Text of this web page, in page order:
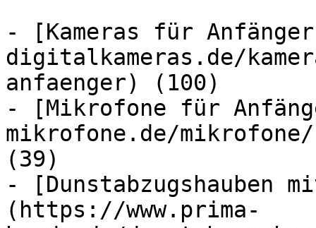
- [Kameras für
digitalkameras.de/
anfaenger) (100)
- [Mikrofone für
mikrofone.de/
(39)
- [Dunstabzugshauben
(https://www.prima-